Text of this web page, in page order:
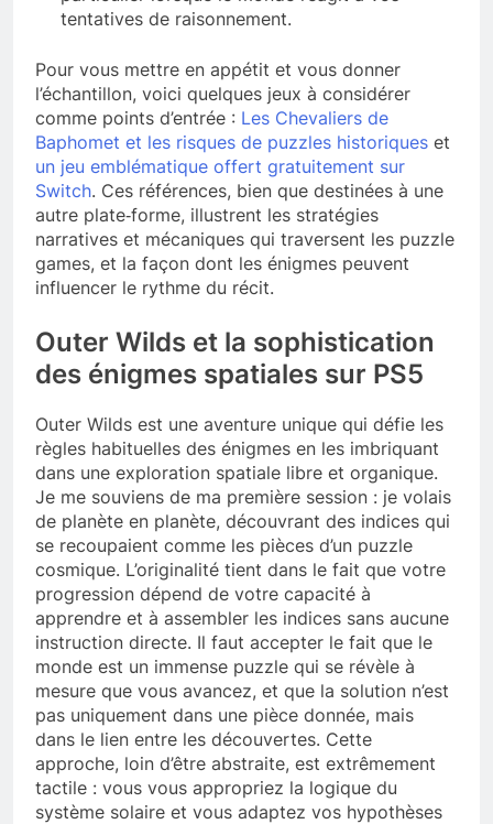
tentatives de raisonnement.
Pour vous mettre en appétit et vous donner
l’échantillon, voici quelques jeux à considérer
comme points d’entrée : Les Chevaliers de
Baphomet et les risques de puzzles historiques et
un jeu emblématique offert gratuitement sur
Switch. Ces références, bien que destinées à une
autre plate‑forme, illustrent les stratégies
narratives et mécaniques qui traversent les puzzle
games, et la façon dont les énigmes peuvent
influencer le rythme du récit.
Outer Wilds et la sophistication
des énigmes spatiales sur PS5
Outer Wilds est une aventure unique qui défie les
règles habituelles des énigmes en les imbriquant
dans une exploration spatiale libre et organique.
Je me souviens de ma première session : je volais
de planète en planète, découvrant des indices qui
se recoupaient comme les pièces d’un puzzle
cosmique. L’originalité tient dans le fait que votre
progression dépend de votre capacité à
apprendre et à assembler les indices sans aucune
instruction directe. Il faut accepter le fait que le
monde est un immense puzzle qui se révèle à
mesure que vous avancez, et que la solution n’est
pas uniquement dans une pièce donnée, mais
dans le lien entre les découvertes. Cette
approche, loin d’être abstraite, est extrêmement
tactile : vous vous appropriez la logique du
système solaire et vous adaptez vos hypothèses